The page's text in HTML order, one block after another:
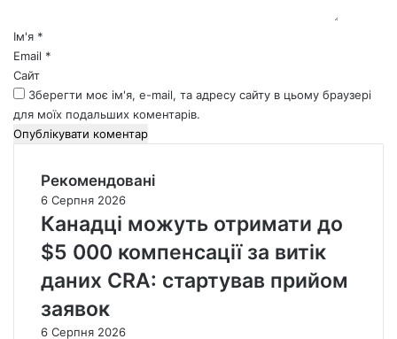
*
Ім'я *
Email *
Сайт
Зберегти моє ім'я, e-mail, та адресу сайту в цьому браузері
для моїх подальших коментарів.
Рекомендовані
6 Серпня 2026
Канадці можуть отримати до
$5 000 компенсації за витік
даних CRA: стартував прийом
заявок
6 Серпня 2026